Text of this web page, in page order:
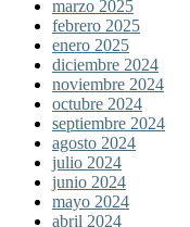
marzo 2025
febrero 2025
enero 2025
diciembre 2024
noviembre 2024
octubre 2024
septiembre 2024
agosto 2024
julio 2024
junio 2024
mayo 2024
abril 2024